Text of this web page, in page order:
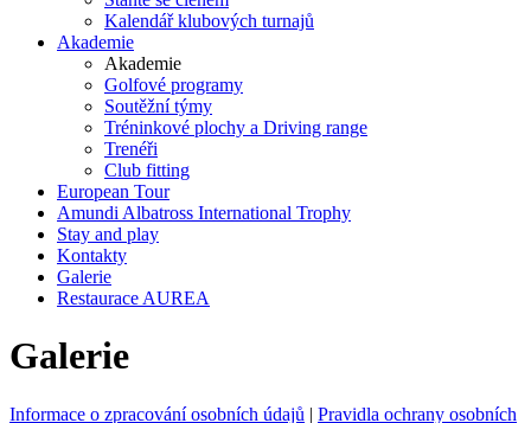
Kalendář klubových turnajů
Akademie
Akademie
Golfové programy
Soutěžní týmy
Tréninkové plochy a Driving range
Trenéři
Club fitting
European Tour
Amundi Albatross International Trophy
Stay and play
Kontakty
Galerie
Restaurace AUREA
Galerie
Informace o zpracování osobních údajů | Pravidla ochrany osobních